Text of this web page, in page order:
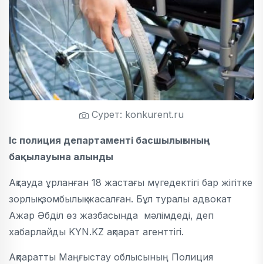
Сурет: konkurent.ru
Іс полиция департаменті басшылығының
бақылауына алынды
Ақтауда ұрланған 18 жастағы мүгедектігі бар жігітке
зорлық-зомбылық жасалған. Бұл туралы адвокат
Ажар Әбділ өз жазбасында мәлімдеді, деп
хабарлайды KYN.KZ ақпарат агенттігі.
Ақпаратты Маңғыстау облысының Полиция